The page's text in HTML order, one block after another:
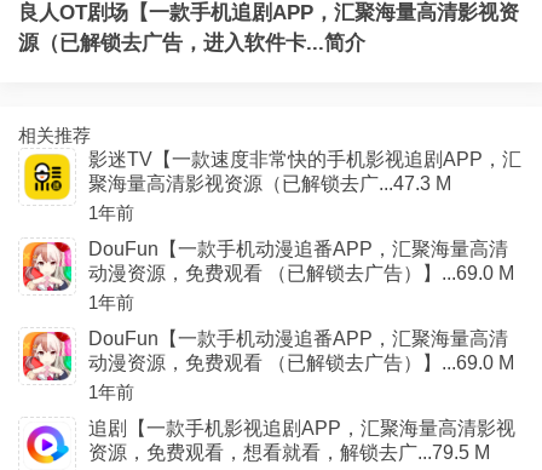
良人OT剧场【一款手机追剧APP，汇聚海量高清影视资
源（已解锁去广告，进入软件卡...简介
相关推荐
影迷TV【一款速度非常快的手机影视追剧APP，汇
聚海量高清影视资源（已解锁去广...47.3 M
1年前
DouFun【一款手机动漫追番APP，汇聚海量高清
动漫资源，免费观看 （已解锁去广告）】...69.0 M
1年前
DouFun【一款手机动漫追番APP，汇聚海量高清
动漫资源，免费观看 （已解锁去广告）】...69.0 M
1年前
追剧【一款手机影视追剧APP，汇聚海量高清影视
资源，免费观看，想看就看，解锁去广...79.5 M